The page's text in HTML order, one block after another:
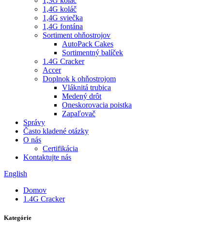
1,4G koláč
1,4G sviečka
1,4G fontána
Sortiment ohňostrojov
AutoPack Cakes
Sortimentný balíček
1.4G Cracker
Accer
Doplnok k ohňostrojom
Vláknitá trubica
Medený drôt
Oneskorovacia poistka
Zapaľovač
Správy
Často kladené otázky
O nás
Certifikácia
Kontaktujte nás
English
Domov
1.4G Cracker
Kategórie